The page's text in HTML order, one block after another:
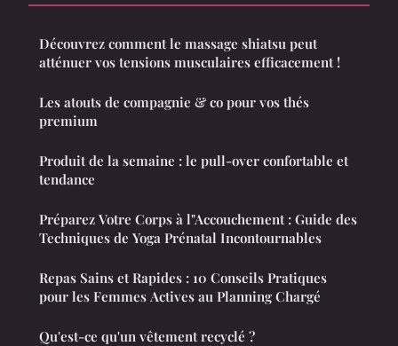
Découvrez comment le massage shiatsu peut
atténuer vos tensions musculaires efficacement !
Les atouts de compagnie & co pour vos thés
premium
Produit de la semaine : le pull-over confortable et
tendance
Préparez Votre Corps à l"Accouchement : Guide des
Techniques de Yoga Prénatal Incontournables
Repas Sains et Rapides : 10 Conseils Pratiques
pour les Femmes Actives au Planning Chargé
Qu'est-ce qu'un vêtement recyclé ?